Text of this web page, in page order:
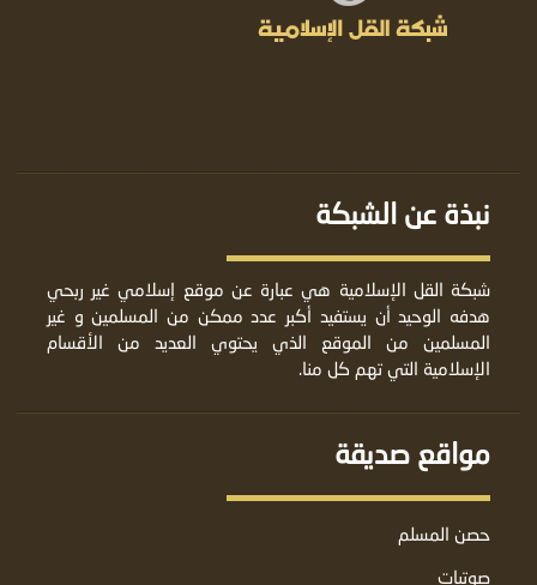
نبذة عن الشبكة
شبكة القل الإسلامية هي عبارة عن موقع إسلامي غير ربحي
هدفه الوحيد أن يستفيد أكبر عدد ممكن من المسلمين و غير
المسلمين من الموقع الذي يحتوي العديد من الأقسام
الإسلامية التي تهم كل منا.
مواقع صديقة
حصن المسلم
صوتيات